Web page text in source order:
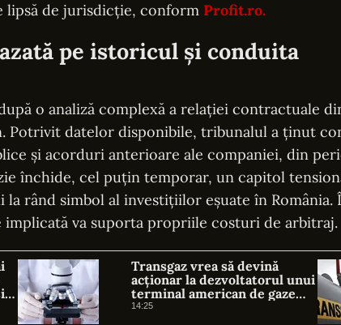
lipsă de jurisdicție, conform Profit.ro.
pe istoricul și conduita
o analiză complexă a relației contractuale
Potrivit datelor disponibile, tribunalul a ținut
și acorduri anterioare ale companiei, din
închide, cel puțin temporar, un capitol
rând simbol al investițiilor eșuate în România.
va suporta propriile costuri de arbitraj.
Transgaz vrea să devină
acționar la dezvoltatorul unui
terminal american de gaze
naturale lichefiate
14:25